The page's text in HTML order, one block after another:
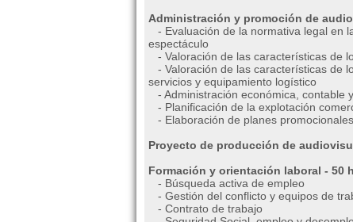
Administración y promoción de
- Evaluación de la normativa legal en
espectáculo
- Valoración de las características de
- Valoración de las características de
servicios y equipamiento logístico
- Administración económica, contable
- Planificación de la explotación
- Elaboración de planes
Proyecto de producción de
Formación y orientación laboral - 50
- Búsqueda activa de empleo
- Gestión del conflicto y equipos de
- Contrato de trabajo